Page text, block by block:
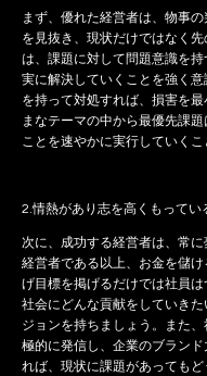
まず、優れた経営者は、物事
を見抜き、現状だけではなく
は、課題に対して問題意識を
実に解決していくことを強く
を持って対処すれば、損害を
まなテーマの中から最優先課
ことを速やかに実行していくこ
2.情熱があり志を高くもってい
次に、成功する経営者は、常
経営者である以上、お金を儲
げ目標を掲げるだけでは社員
社会にどんな貢献をしていき
ジョンを持ちましょう。また
極的に発信し、企業のブラン
れば、現状に課題があっても